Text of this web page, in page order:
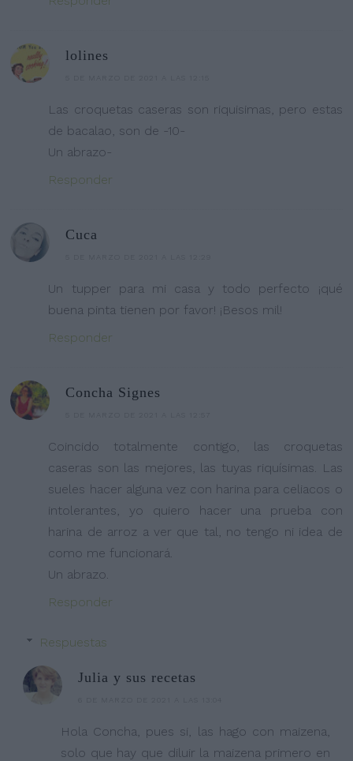
lolines
Las croquetas caseras son riquisimas, pero estas
de bacalao, son de -10-
Un abrazo-
Responder
Cuca
Un tupper para mi casa y todo perfecto ¡qué
buena pinta tienen por favor! ¡Besos mil!
Responder
Concha Signes
Coincido totalmente contigo, las croquetas
caseras son las mejores, las tuyas riquísimas. Las
sueles hacer alguna vez con harina para celiacos o
intolerantes, yo quiero hacer una prueba con
harina de arroz a ver que tal, no tengo ni idea de
como me funcionará.
Un abrazo.
Responder
Respuestas
Julia y sus recetas
Hola Concha, pues si, las hago con maizena,
solo que hay que diluir la maizena primero en